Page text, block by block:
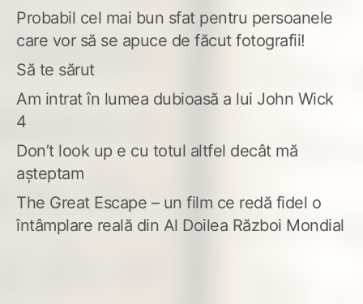
Probabil cel mai bun sfat pentru persoanele
care vor să se apuce de făcut fotografii!
Să te sărut
Am intrat în lumea dubioasă a lui John Wick
4
Don’t look up e cu totul altfel decât mă
așteptam
The Great Escape – un film ce redă fidel o
întâmplare reală din Al Doilea Război Mondial